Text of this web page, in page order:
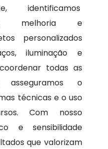
identificamos
melhoria e
personalizados
iluminação e
todas as
o
técnicas e o uso
Com nosso
e sensibilidade
que valorizam